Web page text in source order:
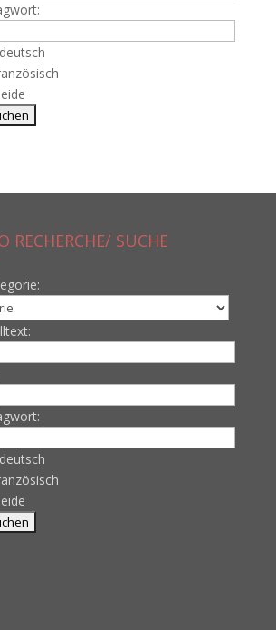
RECHERCHE/ SUCHE